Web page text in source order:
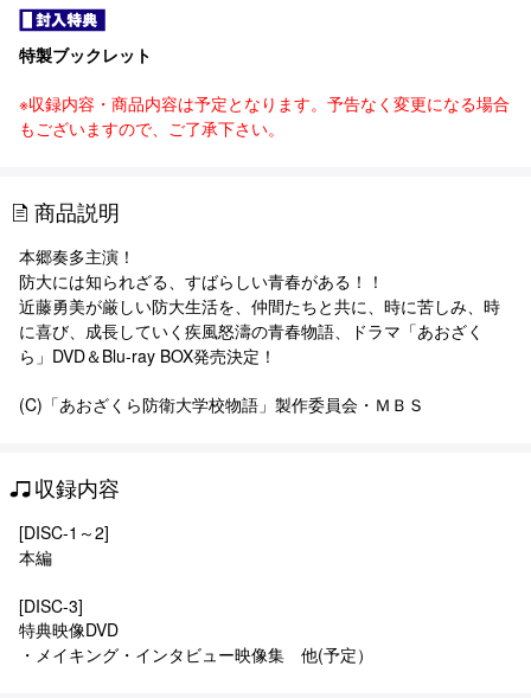
特製ブックレット
※収録内容・商品内容は予定となります。予告なく変更になる場合
もございますので、ご了承下さい。
商品説明
本郷奏多主演！
防大には知られざる、すばらしい青春がある！！
近藤勇美が厳しい防大生活を、仲間たちと共に、時に苦しみ、時
に喜び、成長していく疾風怒濤の青春物語、ドラマ「あおざく
ら」DVD＆Blu-ray BOX発売決定！
(C)「あおざくら防衛大学校物語」製作委員会・ＭＢＳ
収録内容
[DISC-1～2]
本編
[DISC-3]
特典映像DVD
・メイキング・インタビュー映像集 他(予定）